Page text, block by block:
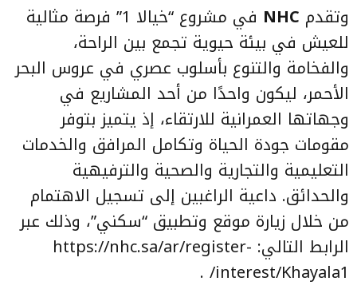
وتقدم NHC
في مشروع “خيالا 1” فرصة مثالية
للعيش في بيئة حيوية تجمع بين الراحة،
والفخامة والتنوع بأسلوب عصري في عروس البحر
الأحمر، ليكون واحدًا من أحد المشاريع في
وجهاتها العمرانية للارتقاء، إذ يتميز بتوفر
مقومات جودة الحياة وتكامل المرافق والخدمات
التعليمية والتجارية والصحية والترفيهية
والحدائق. داعية الراغبين إلى تسجيل الاهتمام
من خلال زيارة موقع وتطبيق “سكني”، وذلك عبر
الرابط التالي: https://nhc.sa/ar/register-
interest/Khayala1/ .